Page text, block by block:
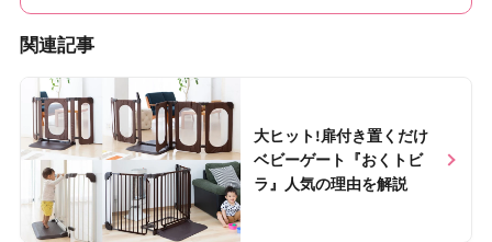
関連記事
大ヒット!扉付き置くだけ
ベビーゲート『おくトビ
ラ』人気の理由を解説
Nice baby Labで読む >>